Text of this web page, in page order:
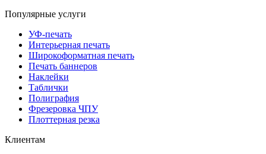
Популярные услуги
УФ-печать
Интерьерная печать
Широкоформатная печать
Печать баннеров
Наклейки
Таблички
Полиграфия
Фрезеровка ЧПУ
Плоттерная резка
Клиентам